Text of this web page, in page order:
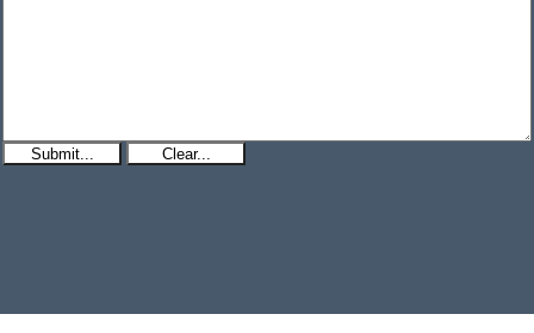
Submit... Clear...